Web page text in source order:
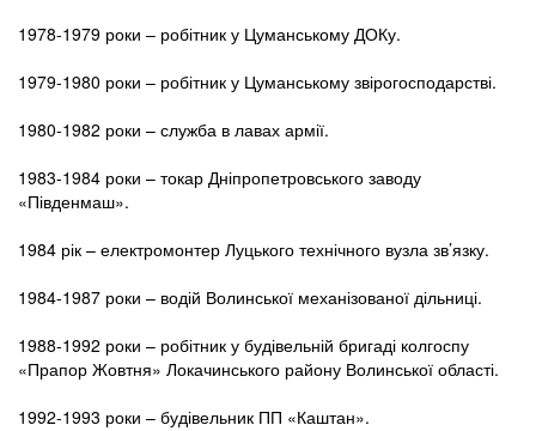
1978-1979 роки – робітник у Цуманському ДОКу.
1979-1980 роки – робітник у Цуманському звірогосподарстві.
1980-1982 роки – служба в лавах армії.
1983-1984 роки – токар Дніпропетровського заводу
«Південмаш».
1984 рік – електромонтер Луцького технічного вузла зв’язку.
1984-1987 роки – водій Волинської механізованої дільниці.
1988-1992 роки – робітник у будівельній бригаді колгоспу
«Прапор Жовтня» Локачинського району Волинської області.
1992-1993 роки – будівельник ПП «Каштан».